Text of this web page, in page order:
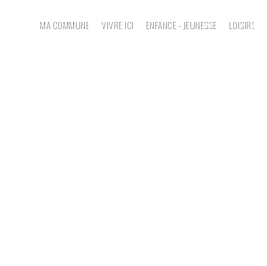
MA COMMUNE VIVRE ICI ENFANCE - JEUNESSE LOISIRS